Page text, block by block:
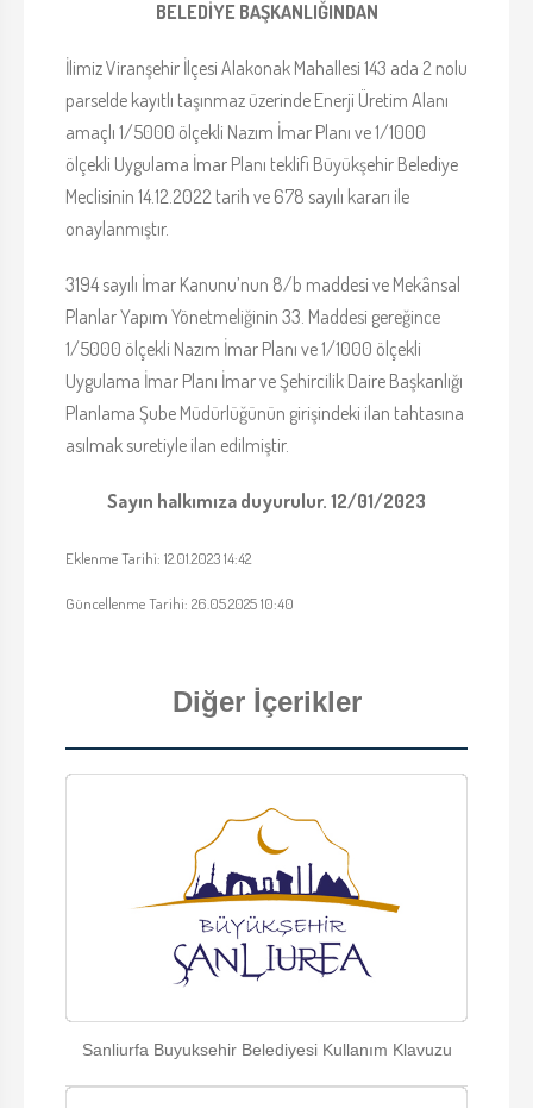
BELEDİYE BAŞKANLIĞINDAN
İlimiz Viranşehir İlçesi Alakonak Mahallesi 143 ada 2 nolu
parselde kayıtlı taşınmaz üzerinde Enerji Üretim Alanı
amaçlı 1/5000 ölçekli Nazım İmar Planı ve 1/1000
ölçekli Uygulama İmar Planı teklifi Büyükşehir Belediye
Meclisinin 14.12.2022 tarih ve 678 sayılı kararı ile
onaylanmıştır.
3194 sayılı İmar Kanunu’nun 8/b maddesi ve Mekânsal
Planlar Yapım Yönetmeliğinin 33. Maddesi gereğince
1/5000 ölçekli Nazım İmar Planı ve 1/1000 ölçekli
Uygulama İmar Planı İmar ve Şehircilik Daire Başkanlığı
Planlama Şube Müdürlüğünün girişindeki ilan tahtasına
asılmak suretiyle ilan edilmiştir.
Sayın halkımıza duyurulur. 12/01/2023
Eklenme Tarihi: 12.01.2023 14:42
Güncellenme Tarihi: 26.05.2025 10:40
Diğer İçerikler
Sanliurfa Buyuksehir Belediyesi Kullanım Klavuzu